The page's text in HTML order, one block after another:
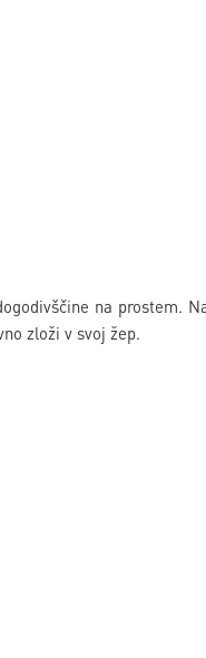
na prostem.
zloži v svoj žep.